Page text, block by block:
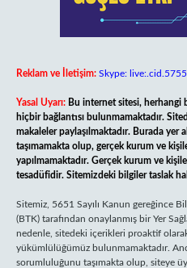
Reklam ve İletişim: Skype:
Yasal Uyarı: Bu internet sitesi, herhangi
hiçbir bağlantısı bulunmamaktadır.
makaleler paylaşılmaktadır. Burada yer
taşımamakta olup, gerçek kurum ve
yapılmamaktadır. Gerçek kurum ve
tesadüfidir. Sitemizdeki bilgiler taslak
Sitemiz, 5651 Sayılı Kanun gereğince
(BTK) tarafından onaylanmış bir Yer
nedenle, sitedeki içerikleri proaktif
yükümlülüğümüz bulunmamaktadır.
sorumluluğunu taşımakta olup, siteye